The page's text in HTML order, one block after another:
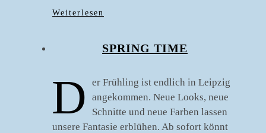
Weiterlesen
SPRING TIME
D
er Frühling ist endlich in Leipzig
angekommen. Neue Looks, neue
Schnitte und neue Farben lassen
unsere Fantasie erblühen. Ab sofort könnt